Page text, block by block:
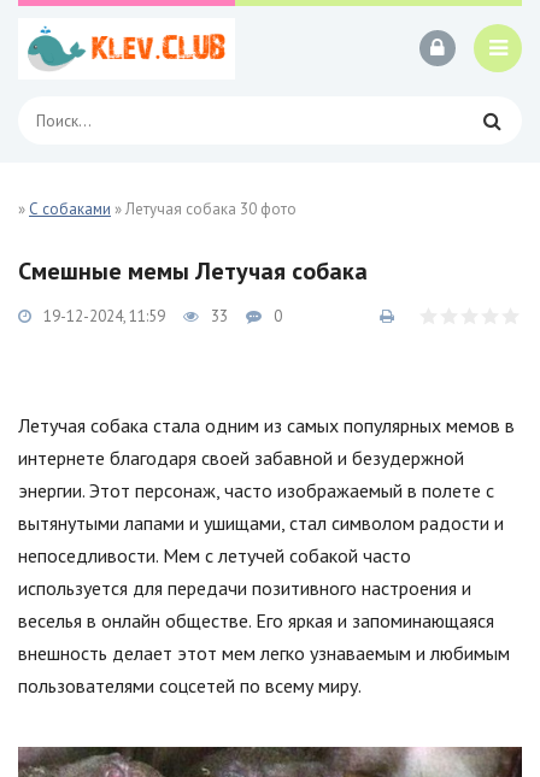
» С собаками » Летучая собака 30 фото
Смешные мемы Летучая собака
19-12-2024, 11:59 33 0
Летучая собака стала одним из самых популярных мемов в
интернете благодаря своей забавной и безудержной
энергии. Этот персонаж, часто изображаемый в полете с
вытянутыми лапами и ушищами, стал символом радости и
непоседливости. Мем с летучей собакой часто
используется для передачи позитивного настроения и
веселья в онлайн обществе. Его яркая и запоминающаяся
внешность делает этот мем легко узнаваемым и любимым
пользователями соцсетей по всему миру.